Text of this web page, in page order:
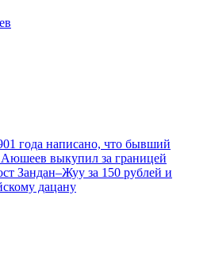
года написано, что бывший
выкупил за границей
Зандан–Жуу за 150 рублей и
дацану